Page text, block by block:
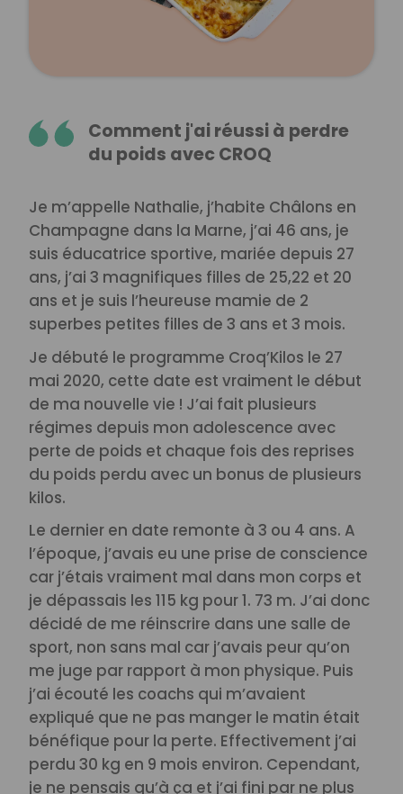
Comment j'ai réussi à perdre
du poids avec CROQ
Je m’appelle Nathalie, j’habite Châlons en
Champagne dans la Marne, j’ai 46 ans, je
suis éducatrice sportive, mariée depuis 27
ans, j’ai 3 magnifiques filles de 25,22 et 20
ans et je suis l’heureuse mamie de 2
superbes petites filles de 3 ans et 3 mois.
Je débuté le programme Croq’Kilos le 27
mai 2020, cette date est vraiment le début
de ma nouvelle vie ! J’ai fait plusieurs
régimes depuis mon adolescence avec
perte de poids et chaque fois des reprises
du poids perdu avec un bonus de plusieurs
kilos.
Le dernier en date remonte à 3 ou 4 ans. A
l’époque, j’avais eu une prise de conscience
car j’étais vraiment mal dans mon corps et
je dépassais les 115 kg pour 1. 73 m. J’ai donc
décidé de me réinscrire dans une salle de
sport, non sans mal car j’avais peur qu’on
me juge par rapport à mon physique. Puis
j’ai écouté les coachs qui m’avaient
expliqué que ne pas manger le matin était
bénéfique pour la perte. Effectivement j’ai
perdu 30 kg en 9 mois environ. Cependant,
je ne pensais qu’à ça et j’ai fini par ne plus